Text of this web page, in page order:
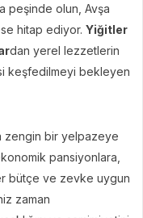
peşinde olun, Avşa
hitap ediyor. Yiğitler
dan yerel lezzetlerin
keşfedilmeyi bekleyen
zengin bir yelpazeye
pansiyonlara,
bütçe ve zevke uygun
zaman